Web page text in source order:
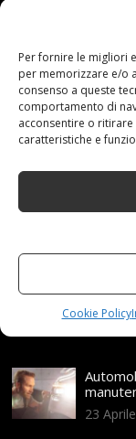
Per fornire le migliori
per memorizzare e/o
consenso a queste
comportamento di
acconsentire o
caratteristiche e
Cookie Policy
Articoli recenti
21
Range
25
Nuova
24
23